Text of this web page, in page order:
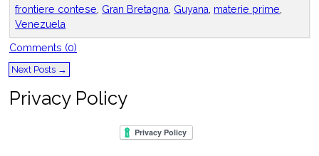
frontiere contese Gran Bretagna Guyana materie prime
Venezuela
Comments (0)
Next Posts →
Privacy Policy